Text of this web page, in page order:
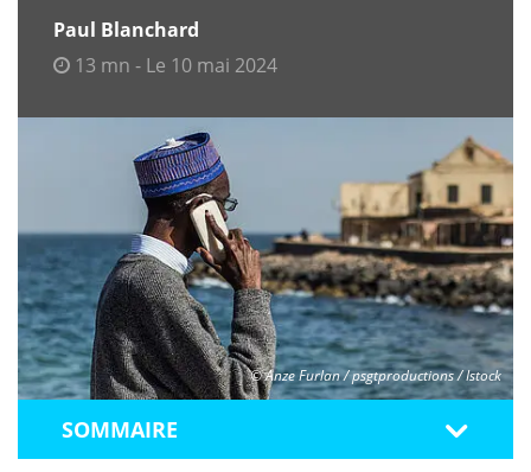
Paul Blanchard
13 mn - Le 10 mai 2024
© Anze Furlan / psgtproductions / Istock
SOMMAIRE